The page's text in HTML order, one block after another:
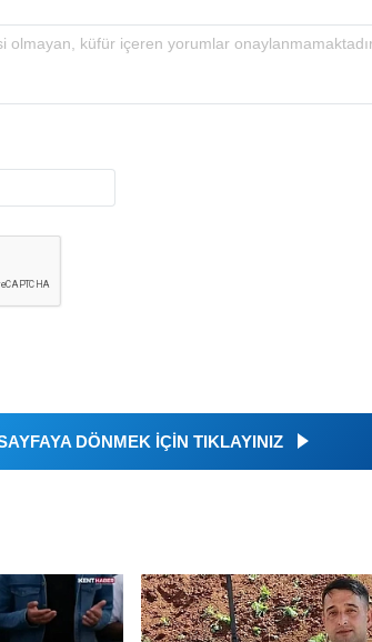
DÖNMEK İÇİN TIKLAYINIZ